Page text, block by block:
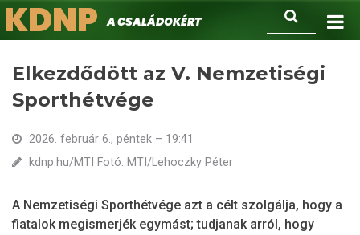
Ugrás
a
Keresés
KDNPA családokért.
Elkezdődött az V. Nemzetiségi
Sporthétvége
2026. február 6., péntek – 19:41
kdnp.hu/MTI Fotó: MTI/Lehoczky Péter
A Nemzetiségi Sporthétvége azt a célt szolgálja, hogy a
fiatalok megismerjék egymást; tudjanak arról, hogy